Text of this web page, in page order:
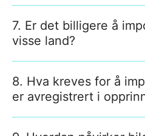
7. Er det billigere å
visse land?
8. Hva kreves for å
er avregistrert i